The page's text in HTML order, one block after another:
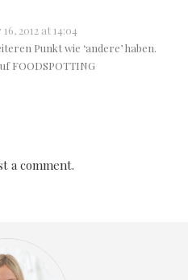
2012 at 14:04
Punkt wie ‘andere’ haben.
FOODSPOTTING
a comment.